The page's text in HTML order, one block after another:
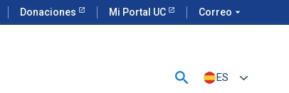
Donaciones Mi Portal UC Correo arrow_drop_down
search ES